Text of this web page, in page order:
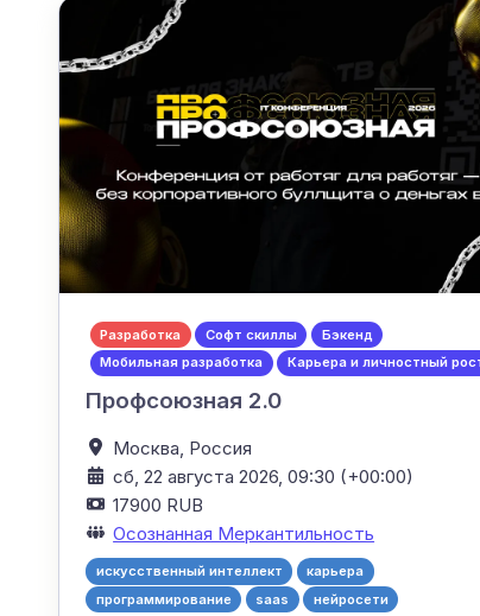
Разработка Софт скиллы
Бэкенд
Мобильная разработка
Карьера и личностный
Профсоюзная 2.0
Москва, Россия
сб, 22 августа 2026, 09:30 (+00:00)
17900 RUB
Осознанная Меркантильность
искусственный интеллект
карьера
программирование
saas нейросети